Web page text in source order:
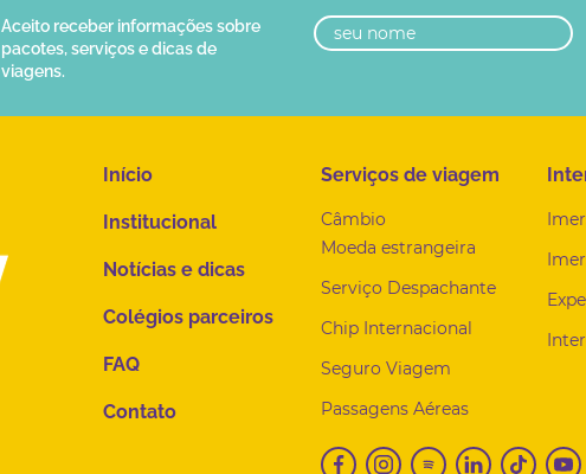
Aceito receber informações sobre
pacotes, serviços e dicas de
viagens.
Início
Institucional
Notícias e dicas
Colégios parceiros
FAQ
Contato
Serviços de viagem
Câmbio
Moeda estrangeira
Serviço Despachante
Chip Internacional
Seguro Viagem
Passagens Aéreas